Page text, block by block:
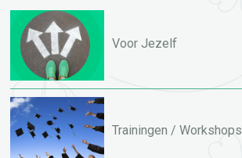
Voor Jezelf
Trainingen / Workshops